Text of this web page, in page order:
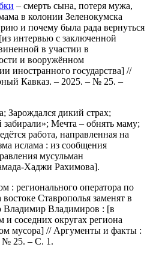
– смерть сына, потеря мужа,
в колонии Зеленокумска
и почему была рада вернуться
интервью с заключенной
в участии в
и вооружённом
иностранного государства] //
Кавказ. – 2025. – № 25. –
Зарождался дикий страх;
Мечта – обнять маму;
работа, направленная на
ислама : из сообщения
мусульман
Хаджи Рахимова].
: регионального оператора по
Ставрополья заменят в
Владимир Владимиров : [в
соседних округах региона
мусора] // Аргументы и факты :
№ 25. – С. 1.